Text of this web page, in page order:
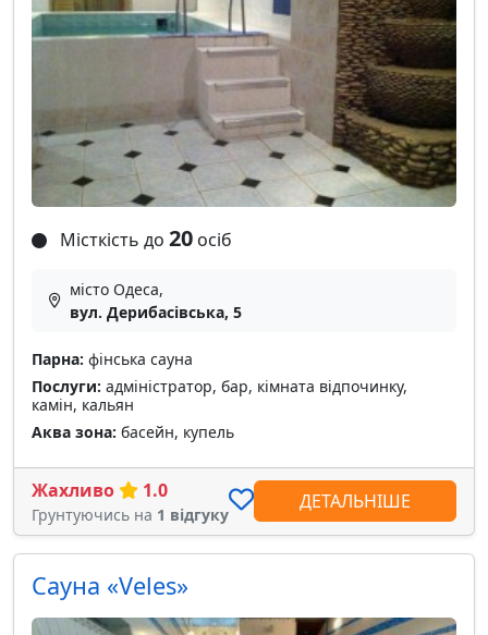
Місткість до 20 осіб
місто Одеса,
вул. Дерибасівська, 5
Парна: фінська сауна
Послуги: адміністратор, бар, кімната відпочинку,
камін, кальян
Аква зона: басейн, купель
Жахливо 1.0
Грунтуючись на 1 відгуку
ДЕТАЛЬНІШЕ
Сауна «Veles»